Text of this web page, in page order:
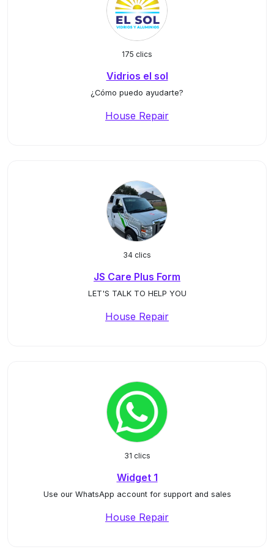
175 clics
Vidrios el sol
¿Cómo puedo ayudarte?
House Repair
34 clics
JS Care Plus Form
LET'S TALK TO HELP YOU
House Repair
31 clics
Widget 1
Use our WhatsApp account for support and sales
House Repair